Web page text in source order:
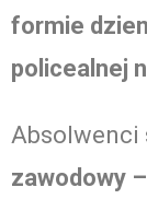
formie
policealnej
Absolwenci
zawodowy